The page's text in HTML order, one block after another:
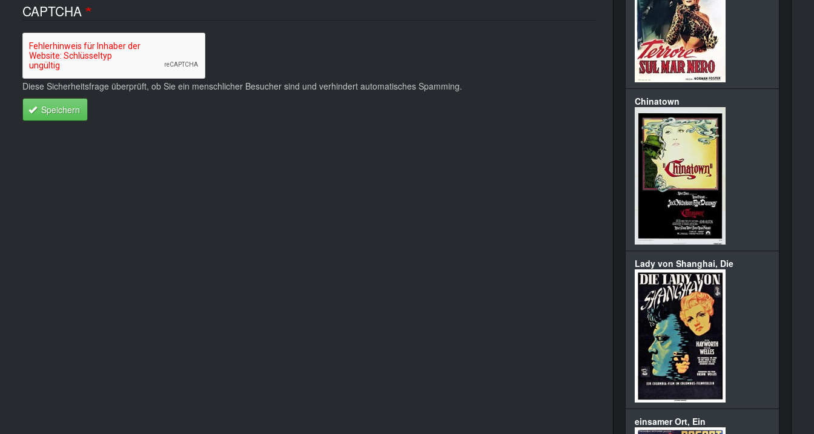
CAPTCHA
Diese Sicherheitsfrage überprüft, ob Sie ein menschlicher Besucher sind und verhindert automatisches Spamming.
Speichern
Chinatown
Lady von Shanghai, Die
einsamer Ort, Ein